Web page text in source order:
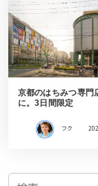
京都のはちみつ専門
に。3日間限定
フク
検